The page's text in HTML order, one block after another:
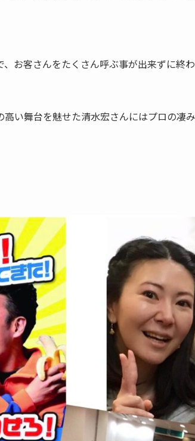
お客さんをたくさん呼ぶ事が出来ずに終
い舞台を魅せた清水宏さんにはプロの凄み